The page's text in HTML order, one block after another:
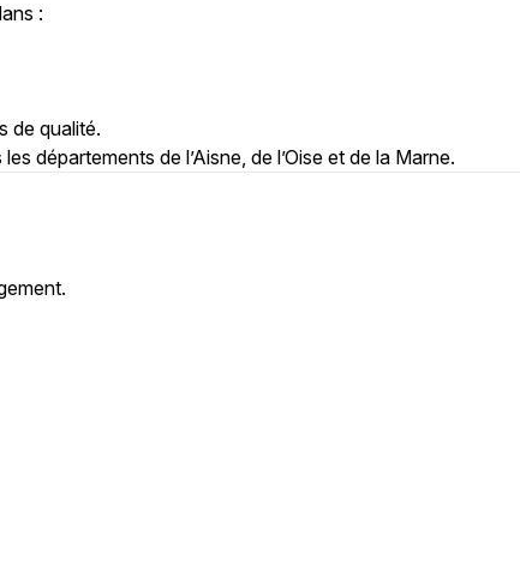
:
de qualité.
départements de l’Aisne, de l’Oise et de la Marne.